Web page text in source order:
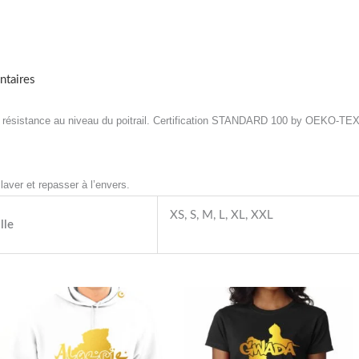
résistance au niveau du poitrail.Certification STANDARD 100 by OEKO-
et repasser à l’envers.
XS, S, M, L, XL, XXL
Ce
Ce
a